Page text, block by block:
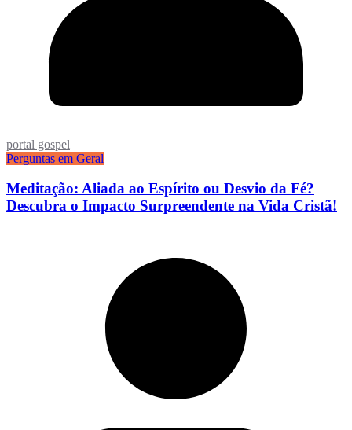
portal gospel
Perguntas em Geral
Meditação: Aliada ao Espírito ou Desvio da Fé?
Descubra o Impacto Surpreendente na Vida Cristã!